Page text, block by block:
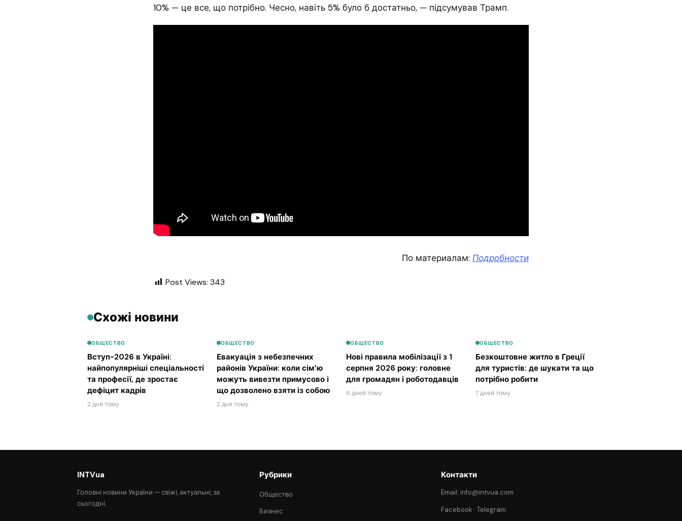
10% — це все, що потрібно. Чесно, навіть 5% було б достатньо, — підсумував Трамп.
По материалам: Подробности
Post Views: 343
Схожі новини
ОБЩЕСТВО
Вступ-2026 в Україні:
найпопулярніші спеціальності
та професії, де зростає
дефіцит кадрів
2 дня тому
ОБЩЕСТВО
Евакуація з небезпечних
районів України: коли сім’ю
можуть вивезти примусово і
що дозволено взяти із собою
2 дня тому
ОБЩЕСТВО
Нові правила мобілізації з 1
серпня 2026 року: головне
для громадян і роботодавців
6 дней тому
ОБЩЕСТВО
Безкоштовне житло в Греції
для туристів: де шукати та що
потрібно робити
7 дней тому
INTVua
Головні новини України — свіжі, актуальні, за
сьогодні.
Рубрики
Общество
Бизнес
Контакти
Email: info@intvua.com
Facebook ·Telegram